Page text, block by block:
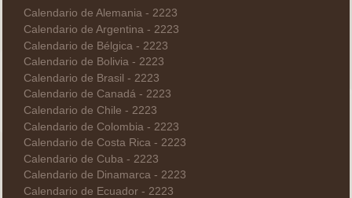
Calendario de Alemania - 2223
Calendario de Argentina - 2223
Calendario de Bélgica - 2223
Calendario de Bolivia - 2223
Calendario de Brasil - 2223
Calendario de Canadá - 2223
Calendario de Chile - 2223
Calendario de Colombia - 2223
Calendario de Costa Rica - 2223
Calendario de Cuba - 2223
Calendario de Dinamarca - 2223
Calendario de Ecuador - 2223